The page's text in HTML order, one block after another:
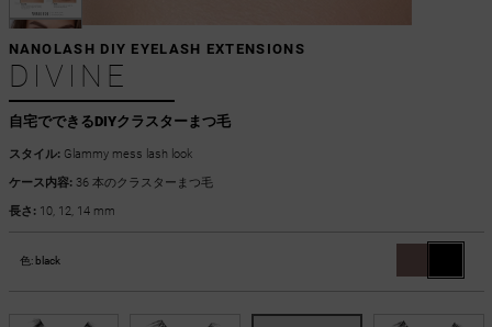
自宅でできるDIYクラスターまつ毛
NANOLASH DIY EYELASH EXTENSIONS
DIVINE
スタイル: Glammy mess lash look
ケース内容: 36 本のクラスターまつ毛
長さ: 10, 12, 14 mm
色: black